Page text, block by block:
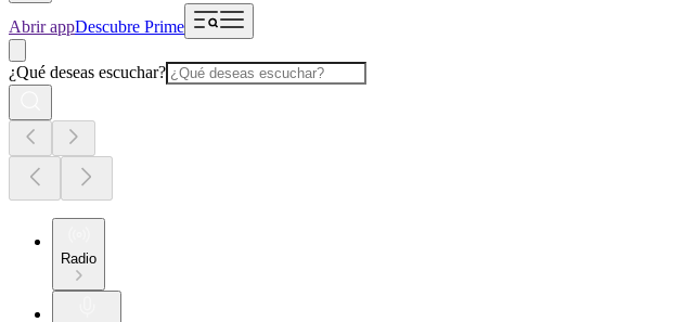
Abrir appDescubre Prime
¿Qué deseas escuchar?
Radio